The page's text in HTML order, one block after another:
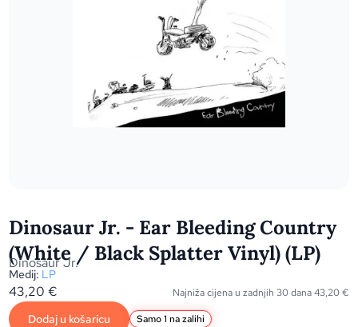
Dinosaur Jr. - Ear Bleeding Country
(White / Black Splatter Vinyl) (LP)
Dinosaur Jr.
Medij: LP
43,20€ Najniža cijena u zadnjih 30 dana43,20€
Dodaj u košaricu Samo 1 na zalihi